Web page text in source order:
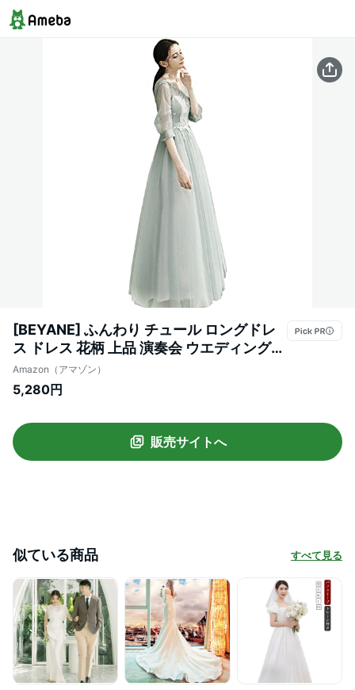
[BEYANE] ふんわり チュール ロングドレ
ス ドレス 花柄 上品 演奏会 ウエディング
ブライダル 花嫁 衣装 パステルカラーグリ
ーン ブルー お色直し ブライズメイド ドレ
ス 150 大きいサイズ ブルー パフスリーブ
半袖 長袖 長袖ロングドレス ながそで Aラ
イン マーメイド タフタ サテン シルク プリ
ールカラー くすみ ボートネック (L, シアー
袖タイプ / グリーン)
Amazon（アマゾン）
5,280円
販売サイトへ
似ている商品 すべて見る